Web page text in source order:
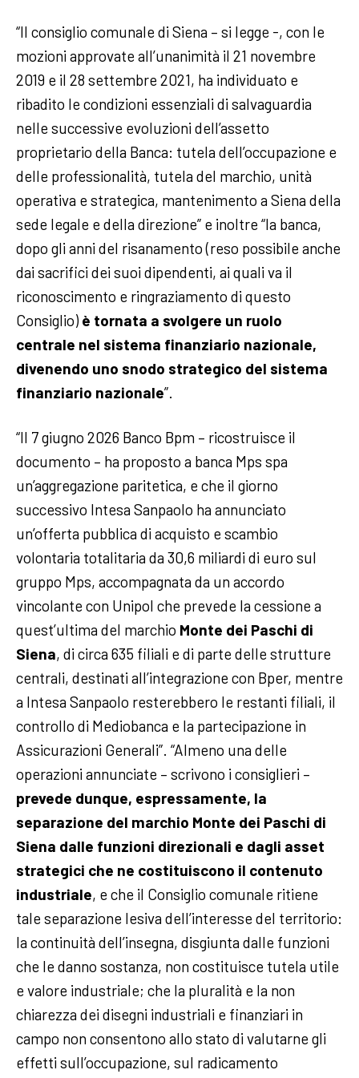
“Il consiglio comunale di Siena – si legge -, con le
mozioni approvate all’unanimità il 21 novembre
2019 e il 28 settembre 2021, ha individuato e
ribadito le condizioni essenziali di salvaguardia
nelle successive evoluzioni dell’assetto
proprietario della Banca: tutela dell’occupazione e
delle professionalità, tutela del marchio, unità
operativa e strategica, mantenimento a Siena della
sede legale e della direzione” e inoltre “la banca,
dopo gli anni del risanamento (reso possibile anche
dai sacrifici dei suoi dipendenti, ai quali va il
riconoscimento e ringraziamento di questo
Consiglio) è tornata a svolgere un ruolo
centrale nel sistema finanziario nazionale,
divenendo uno snodo strategico del sistema
finanziario nazionale”.
“Il 7 giugno 2026 Banco Bpm – ricostruisce il
documento – ha proposto a banca Mps spa
un’aggregazione paritetica, e che il giorno
successivo Intesa Sanpaolo ha annunciato
un’offerta pubblica di acquisto e scambio
volontaria totalitaria da 30,6 miliardi di euro sul
gruppo Mps, accompagnata da un accordo
vincolante con Unipol che prevede la cessione a
quest’ultima del marchio Monte dei Paschi di
Siena, di circa 635 filiali e di parte delle strutture
centrali, destinati all’integrazione con Bper, mentre
a Intesa Sanpaolo resterebbero le restanti filiali, il
controllo di Mediobanca e la partecipazione in
Assicurazioni Generali”. “Almeno una delle
operazioni annunciate – scrivono i consiglieri –
prevede dunque, espressamente, la
separazione del marchio Monte dei Paschi di
Siena dalle funzioni direzionali e dagli asset
strategici che ne costituiscono il contenuto
industriale, e che il Consiglio comunale ritiene
tale separazione lesiva dell’interesse del territorio:
la continuità dell’insegna, disgiunta dalle funzioni
che le danno sostanza, non costituisce tutela utile
e valore industriale; che la pluralità e la non
chiarezza dei disegni industriali e finanziari in
campo non consentono allo stato di valutarne gli
effetti sull’occupazione, sul radicamento